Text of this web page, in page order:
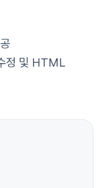
정 및 HTML